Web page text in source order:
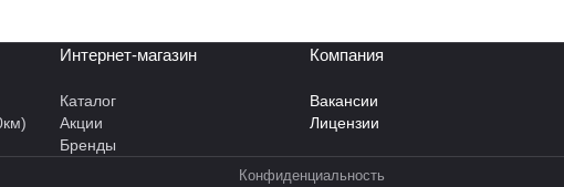
Интернет-магазин
Каталог
Акции
Бренды
Компания
Вакансии
Лицензии
Конфиденциальность